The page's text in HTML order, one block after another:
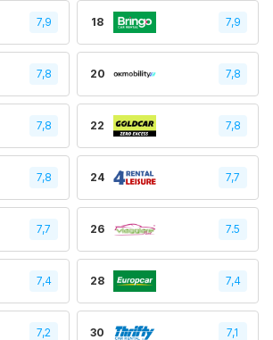
7,9 18 7,9
7,8 20 7,8
7,8 22 7,8
7,8 24 7,7
7,7 26 7.5
7,4 28 7,4
7,2 30 7,1